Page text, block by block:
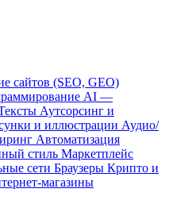
сайтов (SEO, GEO)
AI —
Аутсорсинг и
и иллюстрации Аудио/
Автоматизация
стиль Маркетплейс
сети Браузеры Крипто и
магазины